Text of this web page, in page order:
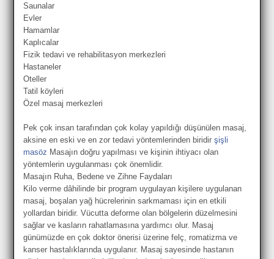
Saunalar
Evler
Hamamlar
Kaplıcalar
Fizik tedavi ve rehabilitasyon merkezleri
Hastaneler
Oteller
Tatil köyleri
Özel masaj merkezleri
Pek çok insan tarafından çok kolay yapıldığı düşünülen masaj,
aksine en eski ve en zor tedavi yöntemlerinden biridirşişli
masöz Masajın doğru yapılması ve kişinin ihtiyacı olan
yöntemlerin uygulanması çok önemlidir.
Masajın Ruha, Bedene ve Zihne Faydaları
Kilo verme dâhilinde bir program uygulayan kişilere uygulanan
masaj, boşalan yağ hücrelerinin sarkmaması için en etkili
yollardan biridir. Vücutta deforme olan bölgelerin düzelmesini
sağlar ve kasların rahatlamasına yardımcı olur. Masaj
günümüzde en çok doktor önerisi üzerine felç, romatizma ve
kanser hastalıklarında uygulanır. Masaj sayesinde hastanın